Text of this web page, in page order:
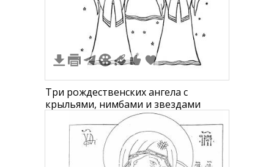
Три рождественских ангела с
крыльями, нимбами и звездами